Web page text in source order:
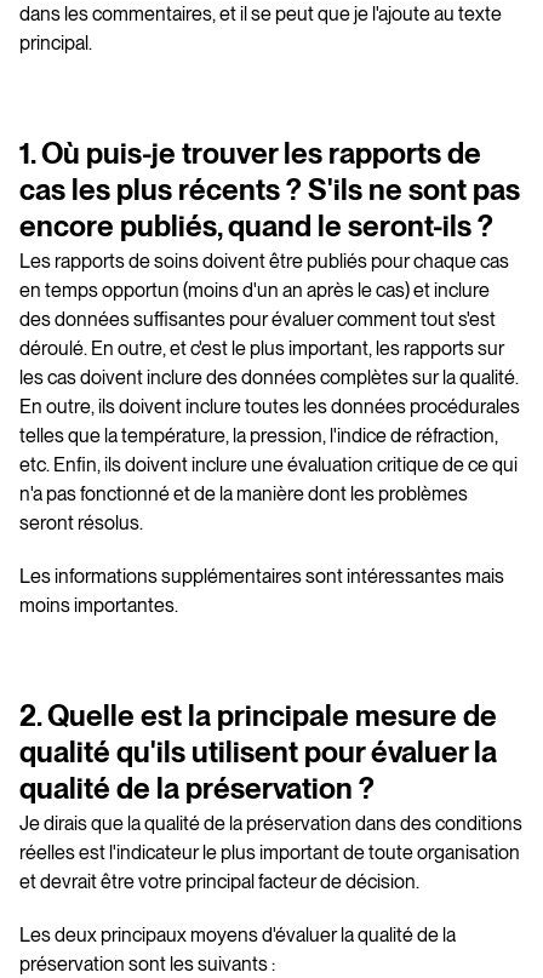
dans les commentaires, et il se peut que je l'ajoute au texte
principal.
1. Où puis-je trouver les rapports de
cas les plus récents ? S'ils ne sont pas
encore publiés, quand le seront-ils ?
Les rapports de soins doivent être publiés pour chaque cas
en temps opportun (moins d'un an après le cas) et inclure
des données suffisantes pour évaluer comment tout s'est
déroulé. En outre, et c'est le plus important, les rapports sur
les cas doivent inclure des données complètes sur la qualité.
En outre, ils doivent inclure toutes les données procédurales
telles que la température, la pression, l'indice de réfraction,
etc. Enfin, ils doivent inclure une évaluation critique de ce qui
n'a pas fonctionné et de la manière dont les problèmes
seront résolus.
Les informations supplémentaires sont intéressantes mais
moins importantes.
2. Quelle est la principale mesure de
qualité qu'ils utilisent pour évaluer la
qualité de la préservation ?
Je dirais que la qualité de la préservation dans des conditions
réelles est l'indicateur le plus important de toute organisation
et devrait être votre principal facteur de décision.
Les deux principaux moyens d'évaluer la qualité de la
préservation sont les suivants :